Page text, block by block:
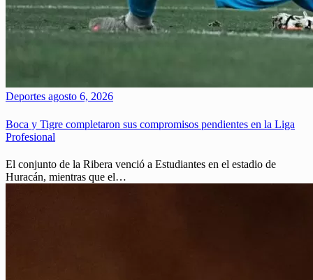
Deportes agosto 6, 2026
Boca y Tigre completaron sus compromisos pendientes en la Liga
Profesional
El conjunto de la Ribera venció a Estudiantes en el estadio de
Huracán, mientras que el…